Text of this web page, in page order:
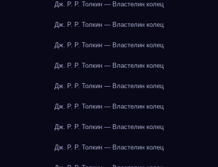
Дж. Р. Р. Толкин — Властелин колец
Дж. Р. Р. Толкин — Властелин колец
Дж. Р. Р. Толкин — Властелин колец
Дж. Р. Р. Толкин — Властелин колец
Дж. Р. Р. Толкин — Властелин колец
Дж. Р. Р. Толкин — Властелин колец
Дж. Р. Р. Толкин — Властелин колец
Дж. Р. Р. Толкин — Властелин колец